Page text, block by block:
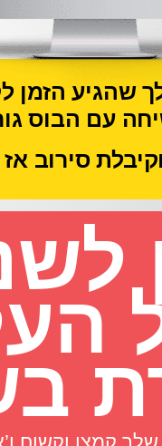
שהגיע הזמן
עם הבוס
סירוב